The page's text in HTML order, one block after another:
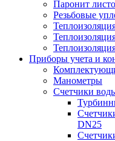
Паронит
Резьбовые
Приборы учета и
Манометры
Счетчики
DN25